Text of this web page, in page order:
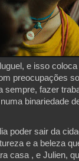
e isso
preocupações
sempre, fazer
binariedade
poder sair da
e a beleza
casa , e Julien,